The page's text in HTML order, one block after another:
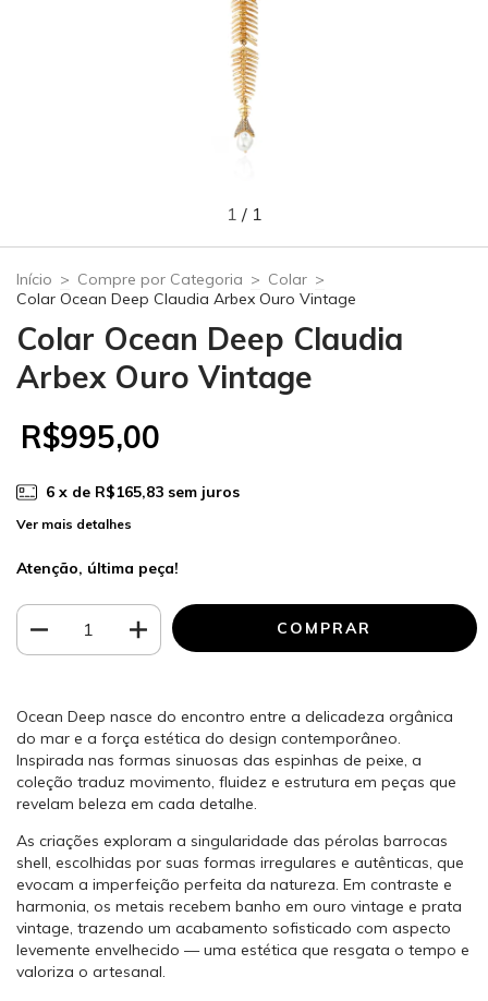
1 / 1
Início > Compre por Categoria > Colar >
Colar Ocean Deep Claudia Arbex Ouro Vintage
Colar Ocean Deep Claudia
Arbex Ouro Vintage
R$995,00
6 x de R$165,83 sem juros
Ver mais detalhes
Atenção, última peça!
Ocean Deep nasce do encontro entre a delicadeza orgânica
do mar e a força estética do design contemporâneo.
Inspirada nas formas sinuosas das espinhas de peixe, a
coleção traduz movimento, fluidez e estrutura em peças que
revelam beleza em cada detalhe.
As criações exploram a singularidade das pérolas barrocas
shell, escolhidas por suas formas irregulares e autênticas, que
evocam a imperfeição perfeita da natureza. Em contraste e
harmonia, os metais recebem banho em ouro vintage e prata
vintage, trazendo um acabamento sofisticado com aspecto
levemente envelhecido — uma estética que resgata o tempo e
valoriza o artesanal.